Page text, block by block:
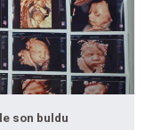
son buldu